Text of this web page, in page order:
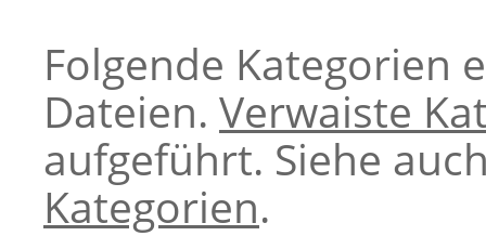
Folgende Kategorien
Dateien. Verwaiste
aufgeführt. Siehe
Kategorien.